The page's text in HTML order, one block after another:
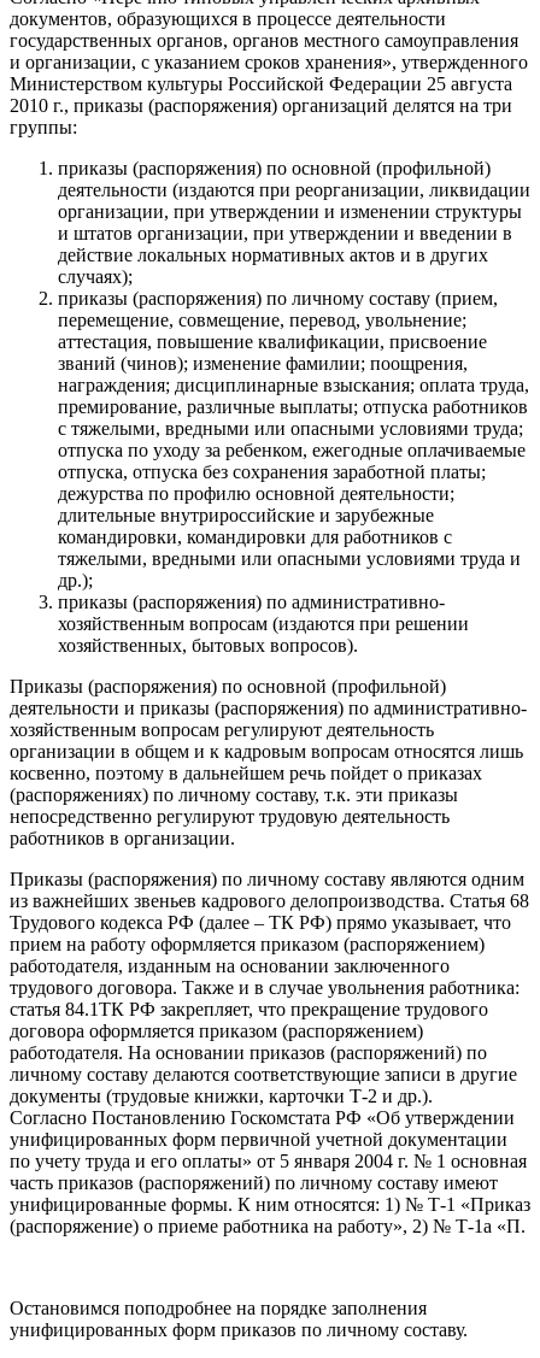
документов, образующихся в процессе деятельности
государственных органов, органов местного самоуправления
и организации, с указанием сроков хранения», утвержденного
Министерством культуры Российской Федерации 25 августа
2010 г., приказы (распоряжения) организаций делятся на три
группы:
приказы (распоряжения) по основной (профильной)
деятельности (издаются при реорганизации, ликвидации
организации, при утверждении и изменении структуры
и штатов организации, при утверждении и введении в
действие локальных нормативных актов и в других
случаях);
приказы (распоряжения) по личному составу (прием,
перемещение, совмещение, перевод, увольнение;
аттестация, повышение квалификации, присвоение
званий (чинов); изменение фамилии; поощрения,
награждения; дисциплинарные взыскания; оплата труда,
премирование, различные выплаты; отпуска работников
с тяжелыми, вредными или опасными условиями труда;
отпуска по уходу за ребенком, ежегодные оплачиваемые
отпуска, отпуска без сохранения заработной платы;
дежурства по профилю основной деятельности;
длительные внутрироссийские и зарубежные
командировки, командировки для работников с
тяжелыми, вредными или опасными условиями труда и
др.);
приказы (распоряжения) по административно-
хозяйственным вопросам (издаются при решении
хозяйственных, бытовых вопросов).
Приказы (распоряжения) по основной (профильной)
деятельности и приказы (распоряжения) по административно-
хозяйственным вопросам регулируют деятельность
организации в общем и к кадровым вопросам относятся лишь
косвенно, поэтому в дальнейшем речь пойдет о приказах
(распоряжениях) по личному составу, т.к. эти приказы
непосредственно регулируют трудовую деятельность
работников в организации.
Приказы (распоряжения) по личному составу являются одним
из важнейших звеньев кадрового делопроизводства. Статья 68
Трудового кодекса РФ (далее – ТК РФ) прямо указывает, что
прием на работу оформляется приказом (распоряжением)
работодателя, изданным на основании заключенного
трудового договора. Также и в случае увольнения работника:
статья 84.1ТК РФ закрепляет, что прекращение трудового
договора оформляется приказом (распоряжением)
работодателя. На основании приказов (распоряжений) по
личному составу делаются соответствующие записи в другие
документы (трудовые книжки, карточки Т-2 и др.).
Согласно Постановлению Госкомстата РФ «Об утверждении
унифицированных форм первичной учетной документации
по учету труда и его оплаты» от 5 января 2004 г. № 1 основная
часть приказов (распоряжений) по личному составу имеют
унифицированные формы. К ним относятся: 1) № Т-1 «Приказ
(распоряжение) о приеме работника на работу», 2) № Т-1а «П.
Остановимся поподробнее на порядке заполнения
унифицированных форм приказов по личному составу.